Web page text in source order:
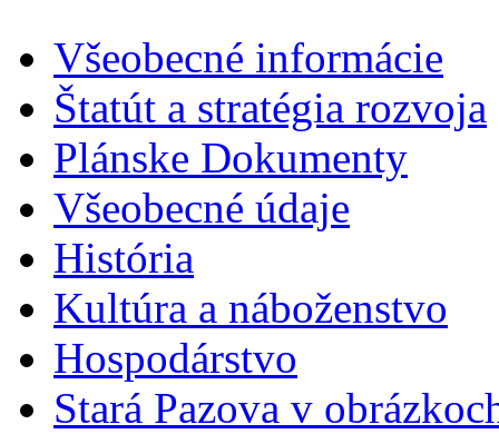
Všeobecné informácie
Štatút a stratégia rozvoja
Plánske Dokumenty
Všeobecné údaje
História
Kultúra a náboženstvo
Hospodárstvo
Stará Pazova v